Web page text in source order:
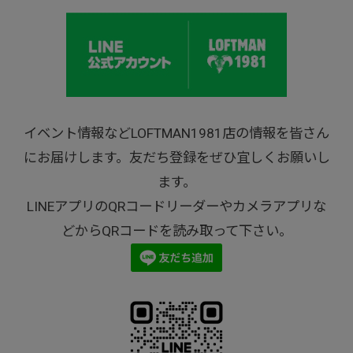
イベント情報などLOFTMAN1981店の情報を皆さん
にお届けします。友だち登録をぜひ宜しくお願いし
ます。
LINEアプリのQRコードリーダーやカメラアプリな
どからQRコードを読み取って下さい。